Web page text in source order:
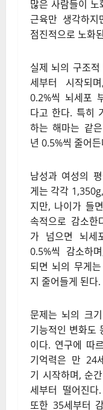
뇌 노화는
시작될까?
많은 사람들이 노
근육만 생각하지
실제 뇌의 구조
세부터 시작되
0.2%씩 뇌세포
다고 한다. 특히
하는 해마는 같
년 0.5%씩 줄어
게는 각각
지만, 나이가 들
속적으로 감소한
가 넘으면 뇌세
0.5%씩 감소하
되면 뇌의 무게
지 줄어들게 된다.